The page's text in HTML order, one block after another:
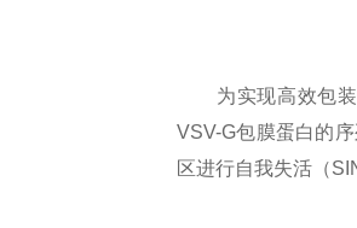
为实现高效包装
VSV-G包膜蛋白的
区进行自我失活（